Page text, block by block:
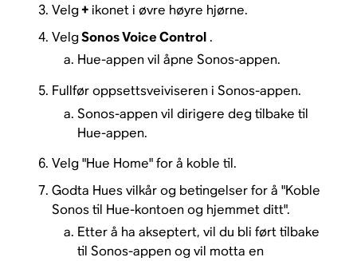
Velg+ikonet i øvre høyre hjørne.
VelgSonos Voice Control.
Hue-appen vil åpne Sonos-appen.
Fullfør oppsettsveiviseren i Sonos-appen.
Sonos-appen vil dirigere deg tilbake til
Hue-appen.
Velg "Hue Home" for å koble til.
Godta Hues vilkår og betingelser for å "Koble
Sonos til Hue-kontoen og hjemmet ditt".
Etter å ha akseptert, vil du bli ført tilbake
til Sonos-appen og vil motta en